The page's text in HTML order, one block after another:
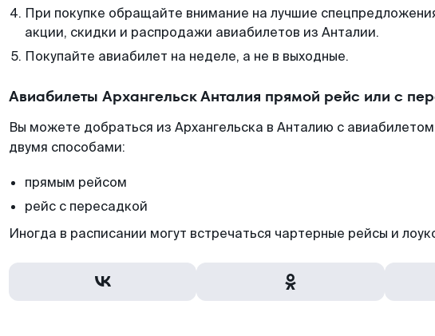
При покупке обращайте внимание на лучшие
акции, скидки и распродажи авиабилетов из Анталии.
Покупайте авиабилет на неделе, а не в выходные.
Авиабилеты Архангельск Анталия прямой рейс или с
Вы можете добраться из Архангельска в Анталию с авиабилетом
двумя способами:
прямым рейсом
рейс с пересадкой
Иногда в расписании могут встречаться чартерные рейсы и